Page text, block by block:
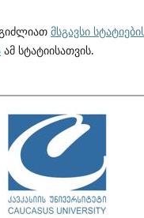
მსგავსი
ამ სტატიისათვის.